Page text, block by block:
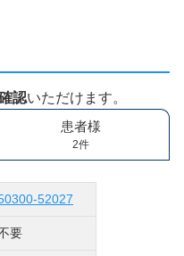
認いただけます。
患者様
2件
52027
要